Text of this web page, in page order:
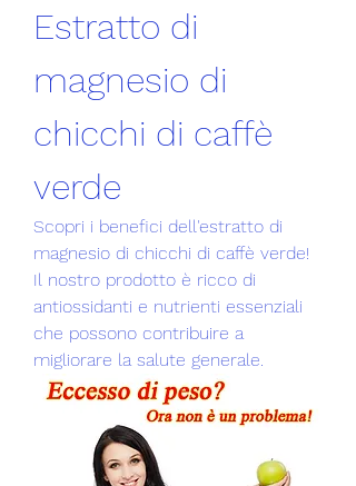
Estratto di
magnesio di
chicchi di caffè
verde
Scopri i benefici dell'estratto di
magnesio di chicchi di caffè verde!
Il nostro prodotto è ricco di
antiossidanti e nutrienti essenziali
che possono contribuire a
migliorare la salute generale.